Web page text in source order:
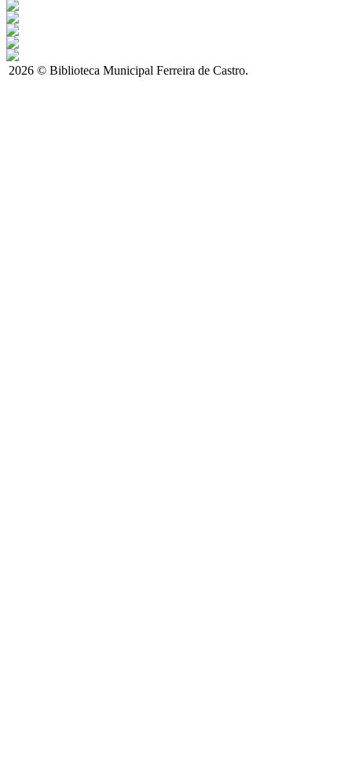
2026 © Biblioteca Municipal Ferreira de Castro.